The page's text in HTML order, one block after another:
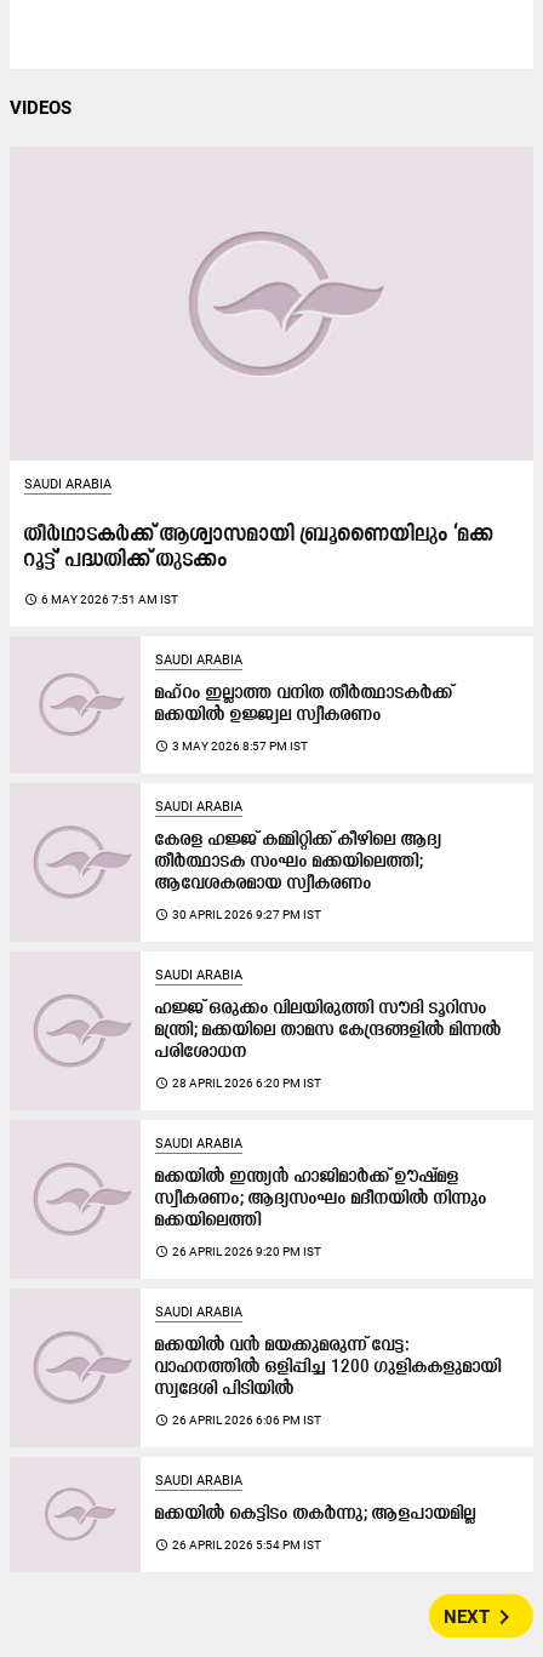
VIDEOS
SAUDI ARABIA
തീ​ർ​ഥാ​ട​ക​ർ​ക്ക് ആ​ശ്വാ​സ​മാ​യി ബ്രൂ​ണൈ​യി​ലും ‘മ​ക്ക
റൂ​ട്ട്’ പ​ദ്ധ​തി​ക്ക് തു​ട​ക്കം
access_time 6 MAY 2026 7:51 AM IST
SAUDI ARABIA
മഹ്റം ഇല്ലാത്ത വനിത തീർത്ഥാടകർക്ക്
മക്കയിൽ ഉജ്ജ്വല സ്വീകരണം
access_time 3 MAY 2026 8:57 PM IST
SAUDI ARABIA
കേരള ഹജ്ജ് കമ്മിറ്റിക്ക്​ കീഴിലെ ആദ്യ
തീർത്ഥാടക സംഘം മക്കയിലെത്തി;
ആവേശകരമായ സ്വീകരണം
access_time 30 APRIL 2026 9:27 PM IST
SAUDI ARABIA
ഹജ്ജ് ഒരുക്കം വിലയിരുത്തി സൗദി ടൂറിസം
മന്ത്രി; മക്കയിലെ താമസ കേന്ദ്രങ്ങളിൽ മിന്നൽ
പരിശോധന
access_time 28 APRIL 2026 6:20 PM IST
SAUDI ARABIA
മക്കയിൽ ഇന്ത്യൻ ഹാജിമാർക്ക് ഊഷ്മള
സ്വീകരണം; ആദ്യസംഘം മദീനയിൽ നിന്നും
മക്കയിലെത്തി
access_time 26 APRIL 2026 9:20 PM IST
SAUDI ARABIA
മക്കയിൽ വൻ മയക്കുമരുന്ന് വേട്ട:
വാഹനത്തിൽ ഒളിപ്പിച്ച 1200 ഗുളികകളുമായി
സ്വദേശി പിടിയിൽ
access_time 26 APRIL 2026 6:06 PM IST
SAUDI ARABIA
മക്കയിൽ കെട്ടിടം തകർന്നു; ആളപായമില്ല
access_time 26 APRIL 2026 5:54 PM IST
NEXT navigate_next